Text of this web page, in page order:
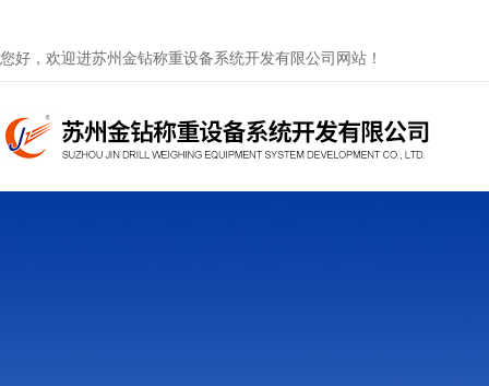
您好，欢迎进苏州金钻称重设备系统开发有限公司网站！